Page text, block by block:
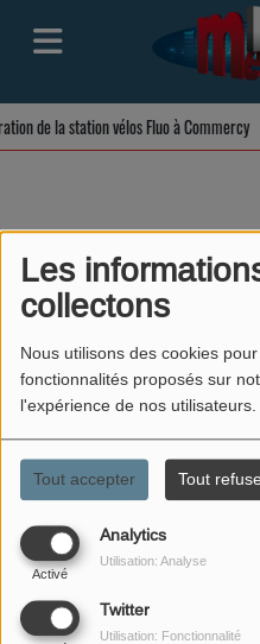
Les
collectons
Nous utilisons des cookies
fonctionnalités proposés sur
l'expérience de nos utilisateurs.
Tout accepter Tout
Analytics
Activé
Utilisation: Analyse
Twitter
Utilisation: Fonctionnalité
de la station vélos Fluo à Commercy
La peine
(Camille)